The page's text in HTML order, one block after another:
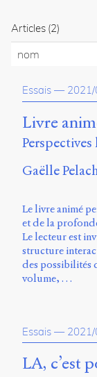
Présentation
Publier
du
site
Archipel
En
ligne
Université
de
Sherbrooke
Campus
B1-
12723
150
Pl.
Articles (2)
nom
Essais —
Livre
Gaëlle
Le livre animé
et de la
Le lecteur est
structure
des possibilités
volume, …
Essais —
LA, c’est